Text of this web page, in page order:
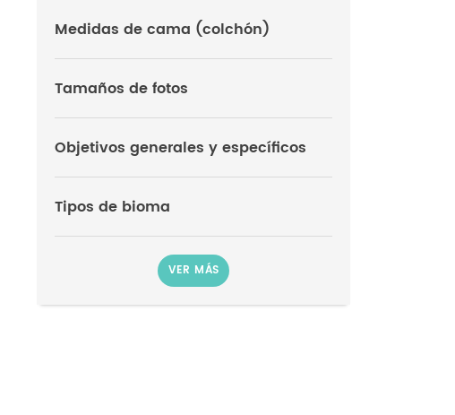
Medidas de cama (colchón)
Tamaños de fotos
Objetivos generales y específicos
Tipos de bioma
VER MÁS